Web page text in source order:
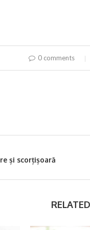
0 comments
și scorțișoară